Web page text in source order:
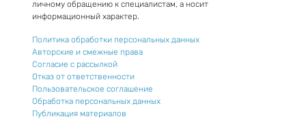
личному обращению к специалистам, а носит
информационный характер.
Политика обработки персональных данных
Авторские и смежные права
Согласие с рассылкой
Отказ от ответственности
Пользовательское соглашение
Обработка персональных данных
Публикация материалов